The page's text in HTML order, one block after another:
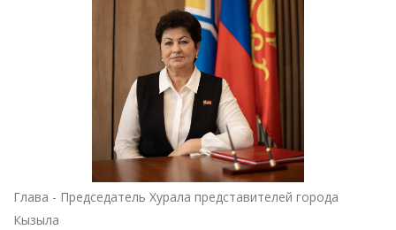
Глава - Председатель Хурала представителей города
Кызыла